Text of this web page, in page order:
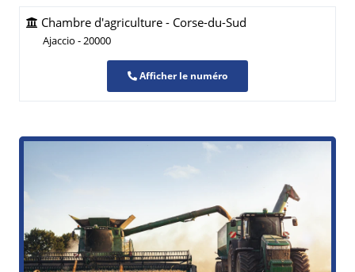
Chambre d'agriculture - Corse-du-Sud
Ajaccio - 20000
Afficher le numéro